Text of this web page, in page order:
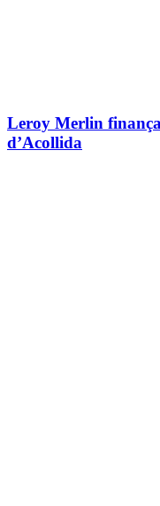
Leroy Merlin
d’Acollida